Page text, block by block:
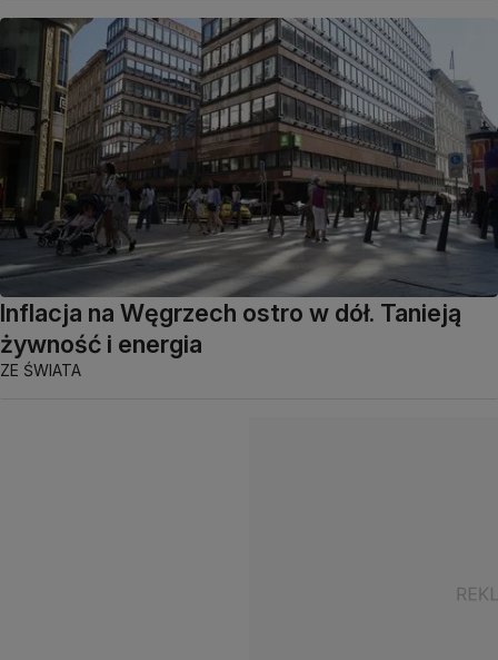
Inflacja na Węgrzech ostro w dół. Tanieją
żywność i energia
ZE ŚWIATA